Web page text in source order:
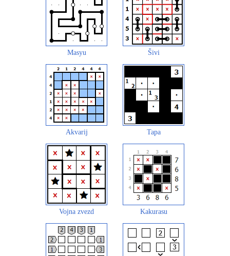
Masyu Šivi
Akvarij Tapa
Vojna zvezd Kakurasu